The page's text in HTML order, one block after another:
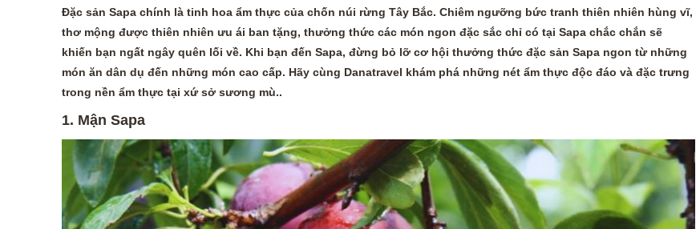
Đặc sản Sapa chính là tinh hoa ẩm thực của chốn núi rừng Tây Bắc. Chiêm ngưỡng bức tranh thiên nhiên hùng vĩ,
thơ mộng được thiên nhiên ưu ái ban tặng, thưởng thức các món ngon đặc sắc chỉ có tại Sapa chắc chắn sẽ
khiến bạn ngất ngây quên lối về. Khi bạn đến Sapa, đừng bỏ lỡ cơ hội thưởng thức đặc sản Sapa ngon từ những
món ăn dân dụ đến những món cao cấp. Hãy cùng Danatravel khám phá những nét ẩm thực độc đáo và đặc trưng
trong nền ẩm thực tại xứ sở sương mù..
1. Mận Sapa